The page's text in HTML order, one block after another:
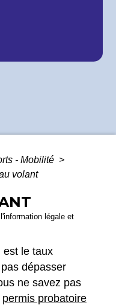
- Mobilité >
volant
légale et
est le taux
dépasser
ne savez pas
permis probatoire